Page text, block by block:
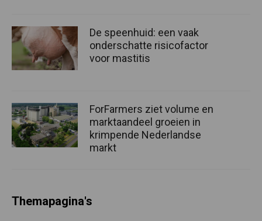
De speenhuid: een vaak
onderschatte risicofactor
voor mastitis
ForFarmers ziet volume en
marktaandeel groeien in
krimpende Nederlandse
markt
Themapagina's